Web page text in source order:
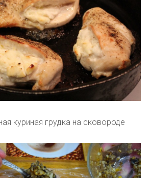
куриная грудка на сковороде